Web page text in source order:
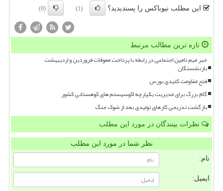
این مطلب نیوباکس را پسندیدید؟ (1)
(0)
تازه ترین مطالب مرتبط
خبر مهم تامین اجتماعی در رابطه با پرداخت معوقات فروردین و اردیبهشت
بازنشستگان
فتح مقاومت کلیدی بورس
گام بزرگ برای مدیریت یکپارچه اکوسیستم های کوهستانی کشور
بازگشت تدریجی کارهای تولیدی بعد از شوک جنگ
نظرات بینندگان در مورد این مطلب
نظر شما در مورد این مطلب
نام:
ایمیل: